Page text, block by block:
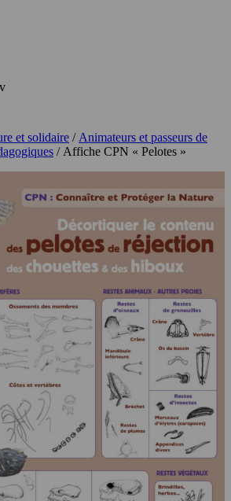
et solidaire / Animateurs et passeurs de
/ Affiche CPN « Pelotes »